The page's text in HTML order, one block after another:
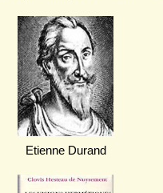
Etienne Durand